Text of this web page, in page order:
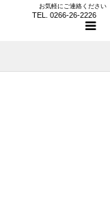
お気軽にご連絡ください
TEL. 0266-26-2226